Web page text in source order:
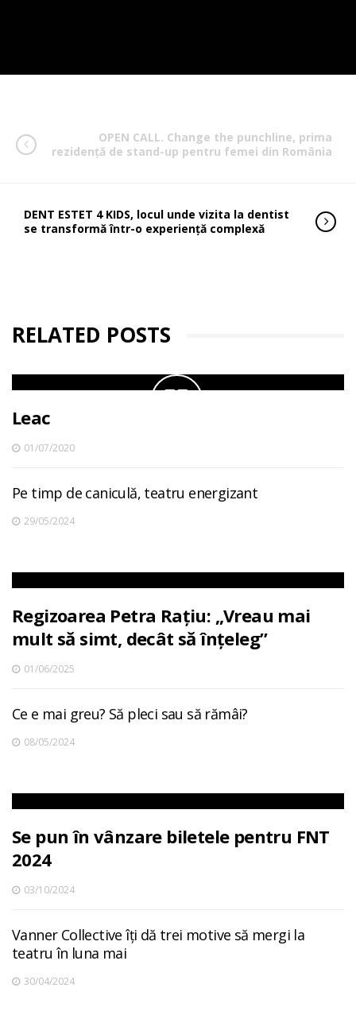
OPEN CALL. Change the punchline, prima
rezidență de stand-up pentru femei din România
DENT ESTET 4 KIDS, locul unde vizita la dentist
se transformă într-o experiență complexă
RELATED POSTS
Leac
01/07/2020
Pe timp de caniculă, teatru energizant
29/05/2024
Regizoarea Petra Rațiu: „Vreau mai
mult să simt, decât să înțeleg”
01/06/2025
Ce e mai greu? Să pleci sau să rămâi?
08/05/2024
Se pun în vânzare biletele pentru FNT
2024
03/10/2024
Vanner Collective îți dă trei motive să mergi la
teatru în luna mai
30/04/2024